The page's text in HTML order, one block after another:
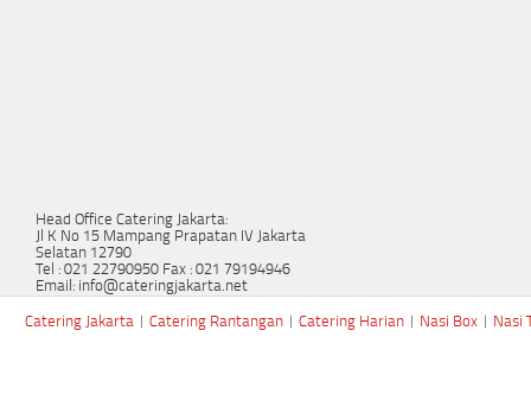
Head Office Catering Jakarta:
Jl K No 15 Mampang Prapatan IV Jakarta
Selatan 12790
Tel : 021 22790950 Fax : 021 79194946
Email: info@cateringjakarta.net
Catering Jakarta Catering Rantangan Catering Harian Nasi Box Nasi